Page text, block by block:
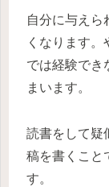
自分に与えら
くなります
では経験でき
まいます。
読書をして疑
稿を書くこと
す。